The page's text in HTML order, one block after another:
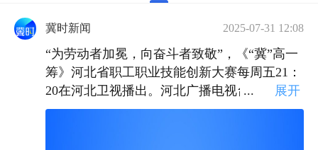
冀时新闻 2025-07-31 12:08
“为劳动者加冕，向奋斗者致敬”，《“冀”高一
筹》河北省职工职业技能创新大赛每周五21：
20在河北卫视播出。河北广播电视台冀时客户
端、冀工之家网上平台同步直播。
... 展开